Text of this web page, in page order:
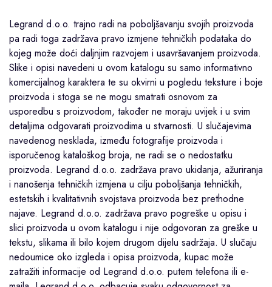
Legrand d.o.o. trajno radi na poboljšavanju svojih proizvoda
pa radi toga zadržava pravo izmjene tehničkih podataka do
kojeg može doći daljnjim razvojem i usavršavanjem proizvoda.
Slike i opisi navedeni u ovom katalogu su samo informativno
komercijalnog karaktera te su okvirni u pogledu teksture i boje
proizvoda i stoga se ne mogu smatrati osnovom za
usporedbu s proizvodom, također ne moraju uvijek i u svim
detaljima odgovarati proizvodima u stvarnosti. U slučajevima
navedenog nesklada, između fotografije proizvoda i
isporučenog kataloškog broja, ne radi se o nedostatku
proizvoda. Legrand d.o.o. zadržava pravo ukidanja, ažuriranja
i nanošenja tehničkih izmjena u cilju poboljšanja tehničkih,
estetskih i kvalitativnih svojstava proizvoda bez prethodne
najave. Legrand d.o.o. zadržava pravo pogreške u opisu i
slici proizvoda u ovom katalogu i nije odgovoran za greške u
tekstu, slikama ili bilo kojem drugom dijelu sadržaja. U slučaju
nedoumice oko izgleda i opisa proizvoda, kupac može
zatražiti informacije od Legrand d.o.o. putem telefona ili e-